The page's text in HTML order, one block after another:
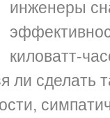
инженеры
киловатт-
ли сделать